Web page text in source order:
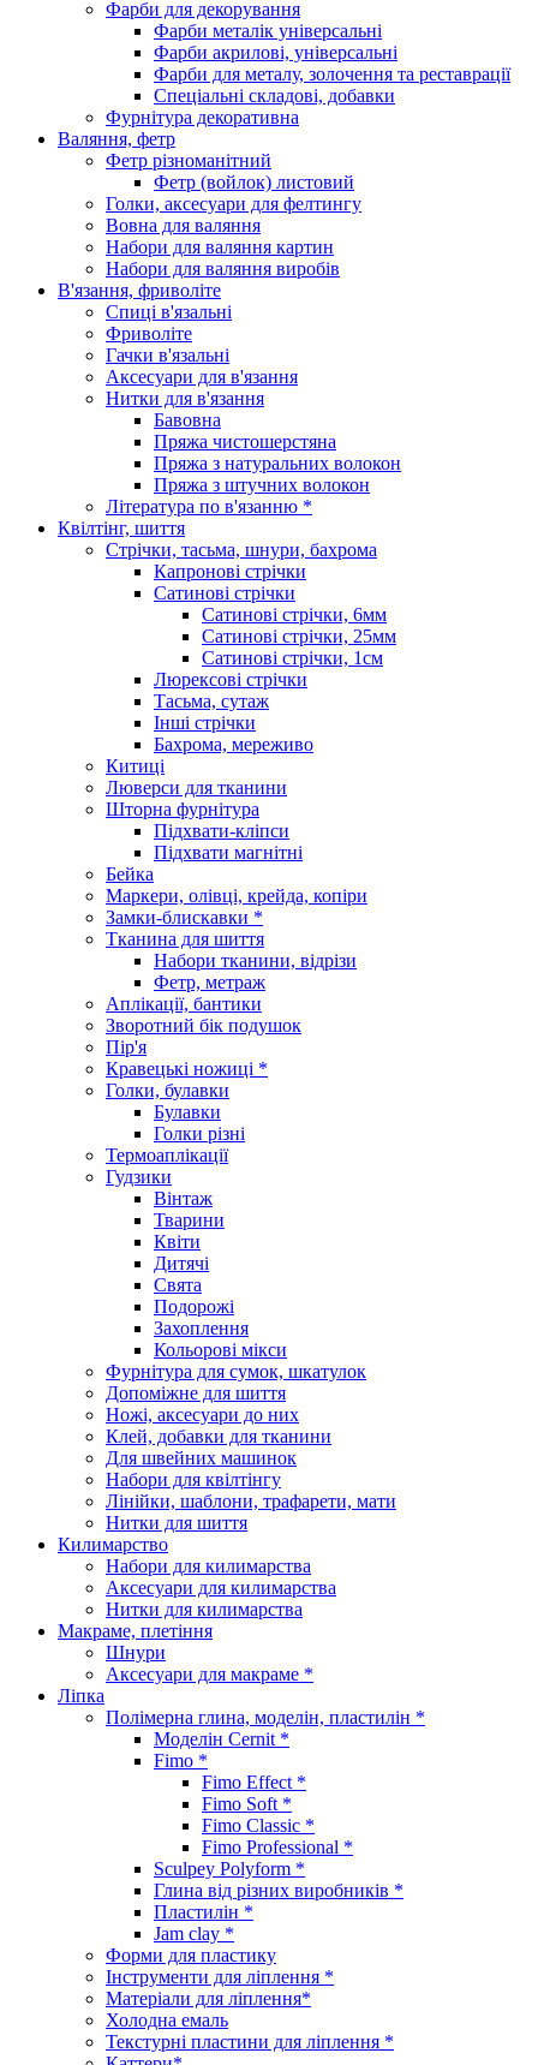
Фарби для декорування
Фарби металік універсальні
Фарби акрилові, універсальні
Фарби для металу, золочення та реставрації
Спеціальні складові, добавки
Фурнітура декоративна
Валяння, фетр
Фетр різноманітний
Фетр (войлок) листовий
Голки, аксесуари для фелтингу
Вовна для валяння
Набори для валяння картин
Набори для валяння виробів
В'язання, фриволіте
Спиці в'язальні
Фриволіте
Гачки в'язальні
Аксесуари для в'язання
Нитки для в'язання
Бавовна
Пряжа чистошерстяна
Пряжа з натуральних волокон
Пряжа з штучних волокон
Література по в'язанню *
Квілтінг, шиття
Стрічки, тасьма, шнури, бахрома
Капронові стрічки
Сатинові стрічки
Сатинові стрічки, 6мм
Сатинові стрічки, 25мм
Сатинові стрічки, 1см
Люрексові стрічки
Тасьма, сутаж
Інші стрічки
Бахрома, мереживо
Китиці
Люверси для тканини
Шторна фурнітура
Підхвати-кліпси
Підхвати магнітні
Бейка
Маркери, олівці, крейда, копіри
Замки-блискавки *
Тканина для шиття
Набори тканини, відрізи
Фетр, метраж
Аплікації, бантики
Зворотний бік подушок
Пір'я
Кравецькі ножиці *
Голки, булавки
Булавки
Голки різні
Термоаплікації
Гудзики
Вінтаж
Тварини
Квіти
Дитячі
Свята
Подорожі
Захоплення
Кольорові мікси
Фурнітура для сумок, шкатулок
Допоміжне для шиття
Ножі, аксесуари до них
Клей, добавки для тканини
Для швейних машинок
Набори для квілтінгу
Лінійки, шаблони, трафарети, мати
Нитки для шиття
Килимарство
Набори для килимарства
Аксесуари для килимарства
Нитки для килимарства
Макраме, плетіння
Шнури
Аксесуари для макраме *
Ліпка
Полімерна глина, моделін, пластилін *
Моделін Cernit *
Fimo *
Fimo Effect *
Fimo Soft *
Fimo Classic *
Fimo Professional *
Sculpey Polyform *
Глина від різних виробників *
Пластилін *
Jam clay *
Форми для пластику
Інструменти для ліплення *
Матеріали для ліплення*
Холодна емаль
Текстурні пластини для ліплення *